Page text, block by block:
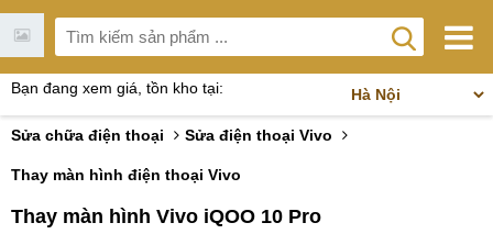
Bạn đang xem giá, tồn kho tại:
Sửa chữa điện thoại Sửa điện thoại Vivo
Thay màn hình điện thoại Vivo
Thay màn hình Vivo iQOO 10 Pro